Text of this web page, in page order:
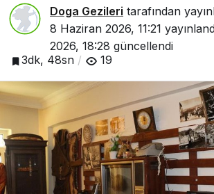
Doga Gezileri tarafından
8 Haziran 2026, 11:21
2026, 18:28 güncellendi
3dk, 48sn
19